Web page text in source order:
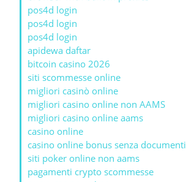
pos4d login
pos4d login
pos4d login
apidewa daftar
bitcoin casino 2026
siti scommesse online
migliori casinò online
migliori casino online non AAMS
migliori casino online aams
casino online
casino online bonus senza documenti
siti poker online non aams
pagamenti crypto scommesse